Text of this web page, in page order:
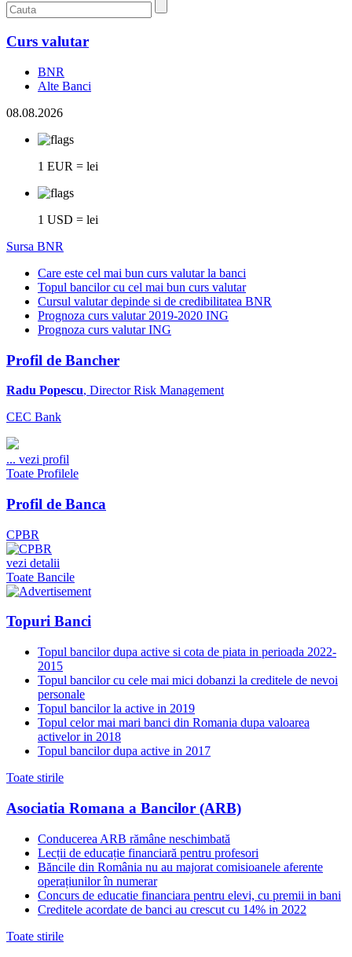
Curs valutar
BNR
Alte Banci
08.08.2026
1 EUR = lei
1 USD = lei
Sursa BNR
Care este cel mai bun curs valutar la banci
Topul bancilor cu cel mai bun curs valutar
Cursul valutar depinde si de credibilitatea BNR
Prognoza curs valutar 2019-2020 ING
Prognoza curs valutar ING
Profil de Bancher
Radu Popescu, Director Risk Management
CEC Bank
... vezi profil
Toate Profilele
Profil de Banca
CPBR
vezi detalii
Toate Bancile
Topuri Banci
Topul bancilor dupa active si cota de piata in perioada 2022-
2015
Topul bancilor cu cele mai mici dobanzi la creditele de nevoi
personale
Topul bancilor la active in 2019
Topul celor mai mari banci din Romania dupa valoarea
activelor in 2018
Topul bancilor dupa active in 2017
Toate stirile
Asociatia Romana a Bancilor (ARB)
Conducerea ARB rămâne neschimbată
Lecții de educație financiară pentru profesori
Băncile din România nu au majorat comisioanele aferente
operațiunilor în numerar
Concurs de educatie financiara pentru elevi, cu premii in bani
Creditele acordate de banci au crescut cu 14% in 2022
Toate stirile